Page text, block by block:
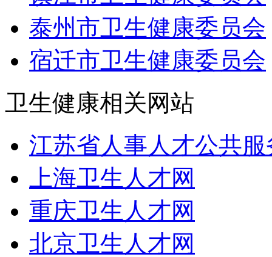
泰州市卫生健康委员会
宿迁市卫生健康委员会
卫生健康相关网站
江苏省人事人才公共服
上海卫生人才网
重庆卫生人才网
北京卫生人才网